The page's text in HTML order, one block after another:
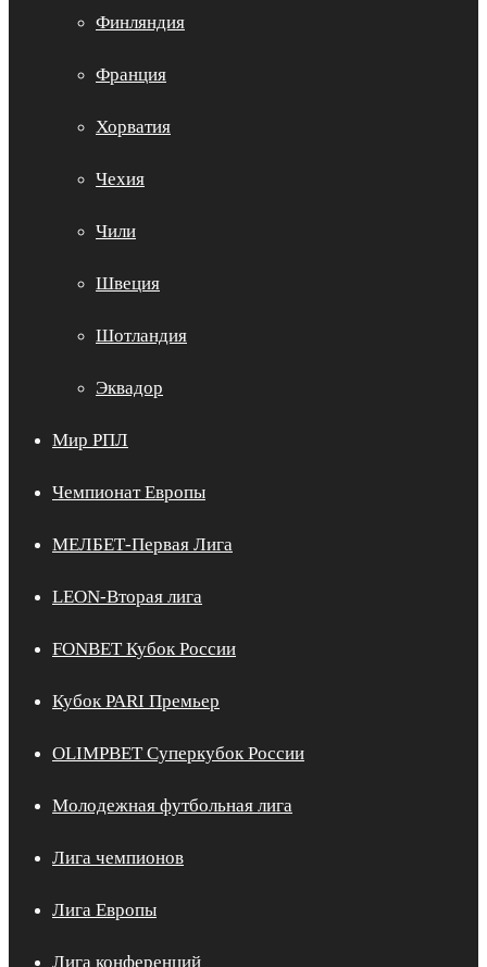
Финляндия
Франция
Хорватия
Чехия
Чили
Швеция
Шотландия
Эквадор
Мир РПЛ
Чемпионат Европы
МЕЛБЕТ-Первая Лига
LEON-Вторая лига
FONBET Кубок России
Кубок PARI Премьер
OLIMPBET Суперкубок России
Молодежная футбольная лига
Лига чемпионов
Лига Европы
Лига конференций